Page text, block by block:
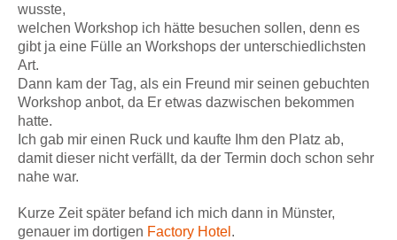
wusste,
welchen Workshop ich hätte besuchen sollen, denn es
gibt ja eine Fülle an Workshops der unterschiedlichsten
Art.
Dann kam der Tag, als ein Freund mir seinen gebuchten
Workshop anbot, da Er etwas dazwischen bekommen
hatte.
Ich gab mir einen Ruck und kaufte Ihm den Platz ab,
damit dieser nicht verfällt, da der Termin doch schon sehr
nahe war.
Kurze Zeit später befand ich mich dann in Münster,
genauer im dortigen Factory Hotel .